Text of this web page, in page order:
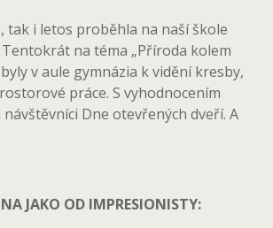
tak i letos proběhla na naší škole
na téma „Příroda kolem
v aule gymnázia k vidění kresby,
práce. S vyhodnocením
Dne otevřených dveří. A
JAKO OD IMPRESIONISTY: